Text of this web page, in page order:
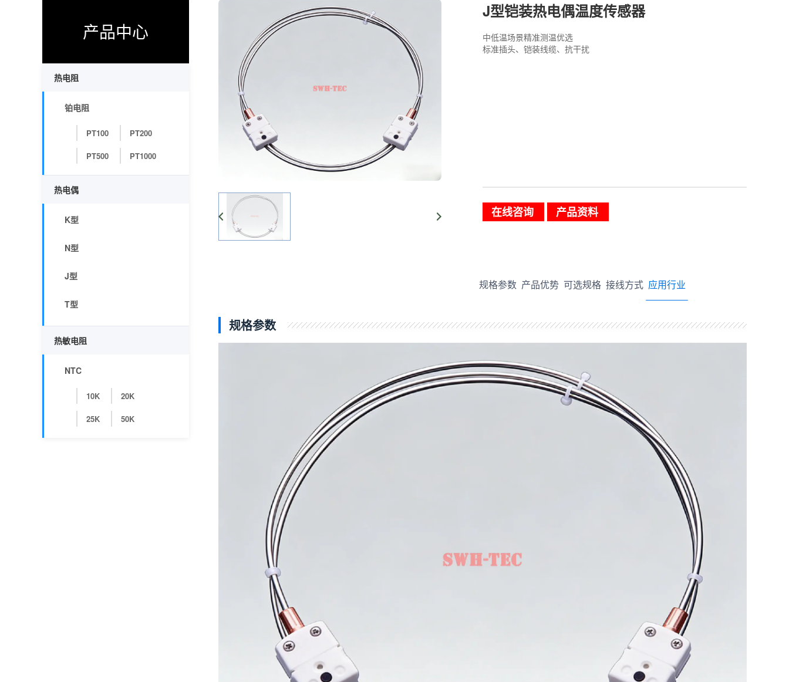
产品中心
热电阻
铂电阻
PT100 PT200
PT500 PT1000
热电偶
K型
N型
J型
T型
热敏电阻
NTC
10K 20K
25K 50K
J型铠装热电偶温度传感器
中低温场景精准测温优选
标准插头、铠装线缆、抗干扰
在线咨询 产品资料
规格参数 产品优势 可选规格 接线方式 应用行业
规格参数